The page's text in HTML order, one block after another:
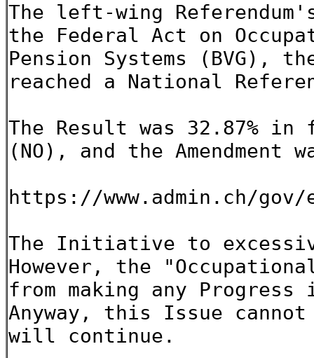
The left-wing
the Federal Act on
Pension Systems (BVG),
reached a National
The Result was 32.87% in
(NO), and the
https://www.admin.ch/
The Initiative to
However, the
from making any
Anyway, this Issue
will continue.